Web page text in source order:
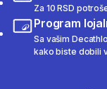
Za 10 RSD
Program
Sa vašim
kako biste dobili